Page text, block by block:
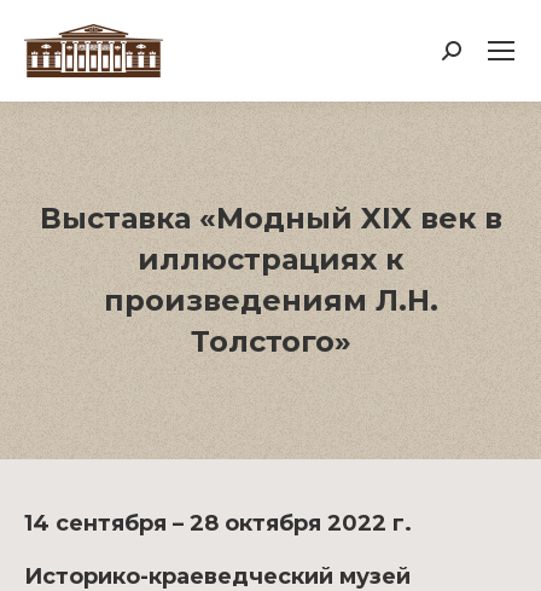
Поиск:
Выставка «Модный XIX век в
иллюстрациях к
произведениям Л.Н.
Толстого»
14 сентября – 28 октября 2022 г.
Историко-краеведческий музей